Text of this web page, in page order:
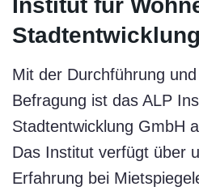
Mit der Durchführung
Befragung ist das ALP
Stadtentwicklung GmbH
Das Institut verfügt über
Erfahrung bei